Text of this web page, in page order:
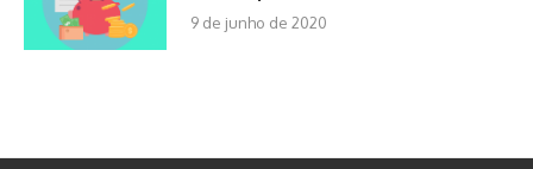
9 de junho de 2020